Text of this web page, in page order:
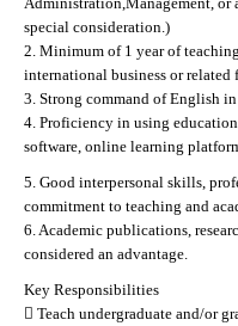
special consideration.)
2. Minimum of 1 year of
international business or related
3. Strong command of English
4. Proficiency in using
software, online learning
5. Good interpersonal skills,
commitment to teaching and
6. Academic publications,
considered an advantage.
Key Responsibilities
 Teach undergraduate and/or